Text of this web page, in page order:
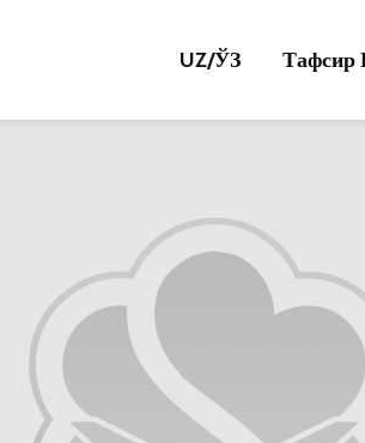
UZ/ЎЗ Тафсир